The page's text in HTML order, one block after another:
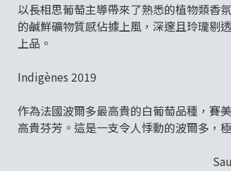
以長相思葡萄主導帶來了熟悉的植物類香
的鹹鮮礦物質感佔據上風，深邃且玲瓏剔
上品。
Indigènes 2019
作為法國波爾多最高貴的白葡萄品種，賽
高貴芬芳。這是一支令人悸動的波爾多，